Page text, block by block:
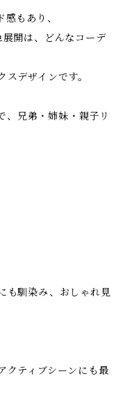
もあり、
開は、どんなコーデ
デザインです。
兄弟・姉妹・親子リ
も馴染み、おしゃれ見
クティブシーンにも最